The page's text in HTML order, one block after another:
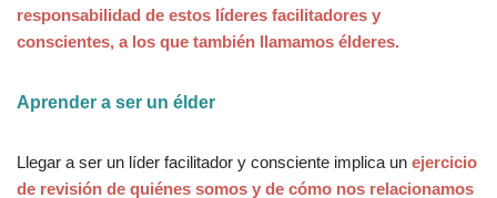
responsabilidad de estos líderes facilitadores y
conscientes, a los que también llamamos élderes.
Aprender a ser un élder
Llegar a ser un lí­der facilitador y consciente implica un ejercicio
de revisión de quiénes somos y de cómo nos relacionamos